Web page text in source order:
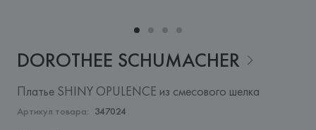
DOROTHEE SCHUMACHER
Платье SHINY OPULENCE из смесового шелка
Артикул товара: 347024